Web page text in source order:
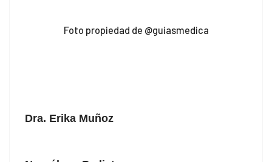
Foto propiedad de @guiasmedica
Dra. Erika Muñoz